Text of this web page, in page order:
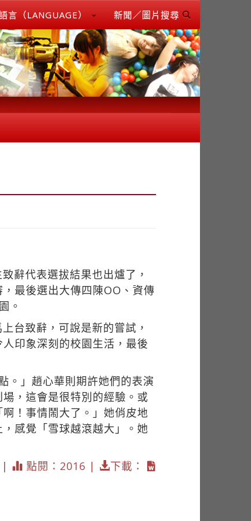
言（LANGUAGE） 新聞／圖片搜尋
辭代表選拔結果也出爐了，
最後選出大傳四陳OO、資傳
。
台致辭，可說是新的嘗試，
印象深刻的校園生活，最後
。」趙心華則期許她們的表演
，這會是很特別的經驗。或
！事情鬧大了。」她俏皮地
感覺「雪球越滾越大」。她
點閱：2016 | 下載：